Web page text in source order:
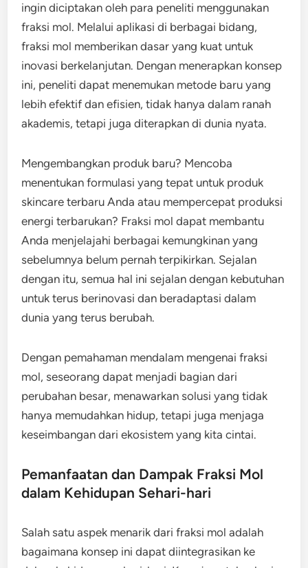
ingin diciptakan oleh para peneliti menggunakan
fraksi mol. Melalui aplikasi di berbagai bidang,
fraksi mol memberikan dasar yang kuat untuk
inovasi berkelanjutan. Dengan menerapkan konsep
ini, peneliti dapat menemukan metode baru yang
lebih efektif dan efisien, tidak hanya dalam ranah
akademis, tetapi juga diterapkan di dunia nyata.
Mengembangkan produk baru? Mencoba
menentukan formulasi yang tepat untuk produk
skincare terbaru Anda atau mempercepat produksi
energi terbarukan? Fraksi mol dapat membantu
Anda menjelajahi berbagai kemungkinan yang
sebelumnya belum pernah terpikirkan. Sejalan
dengan itu, semua hal ini sejalan dengan kebutuhan
untuk terus berinovasi dan beradaptasi dalam
dunia yang terus berubah.
Dengan pemahaman mendalam mengenai fraksi
mol, seseorang dapat menjadi bagian dari
perubahan besar, menawarkan solusi yang tidak
hanya memudahkan hidup, tetapi juga menjaga
keseimbangan dari ekosistem yang kita cintai.
Pemanfaatan dan Dampak Fraksi Mol
dalam Kehidupan Sehari-hari
Salah satu aspek menarik dari fraksi mol adalah
bagaimana konsep ini dapat diintegrasikan ke